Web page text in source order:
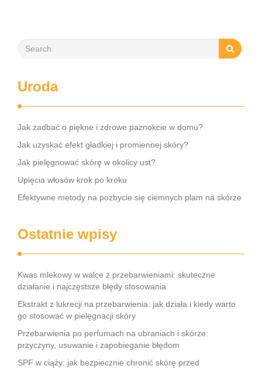
Uroda
Jak zadbać o piękne i zdrowe paznokcie w domu?
Jak uzyskać efekt gładkiej i promiennej skóry?
Jak pielęgnować skórę w okolicy ust?
Upięcia włosów krok po kroku
Efektywne metody na pozbycie się ciemnych plam na skórze
Ostatnie wpisy
Kwas mlekowy w walce z przebarwieniami: skuteczne
działanie i najczęstsze błędy stosowania
Ekstrakt z lukrecji na przebarwienia: jak działa i kiedy warto
go stosować w pielęgnacji skóry
Przebarwienia po perfumach na ubraniach i skórze:
przyczyny, usuwanie i zapobieganie błędom
SPF w ciąży: jak bezpiecznie chronić skórę przed